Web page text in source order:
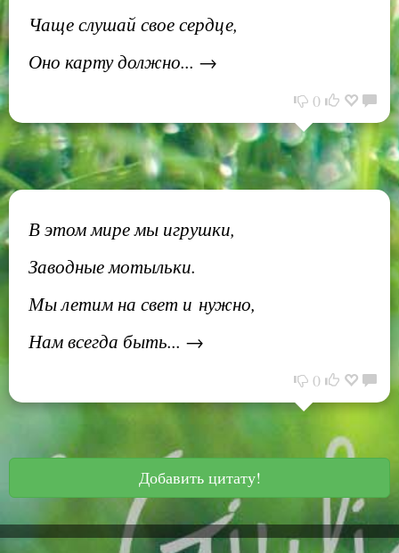
Чаще слушай свое сердце,
Оно карту должно... →
0
В этом мире мы игрушки,
Заводные мотыльки.
Мы летим на свет и нужно,
Нам всегда быть... →
0
Добавить цитату!